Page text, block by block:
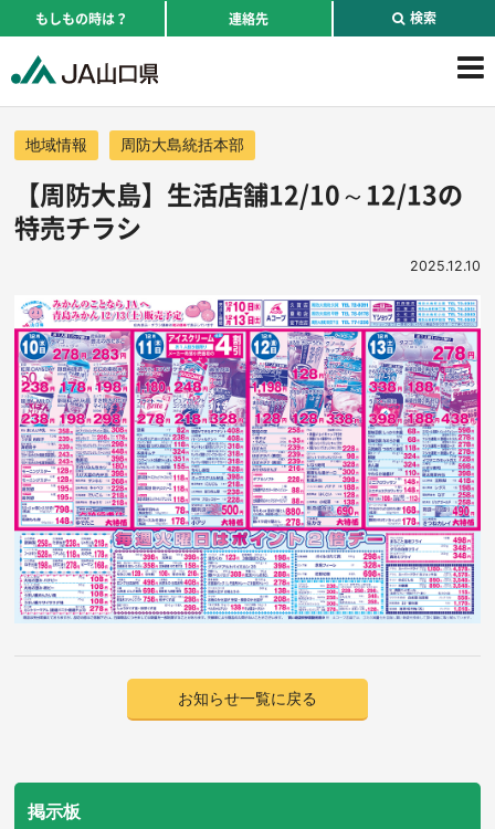
もしもの時は？ 連絡先 検索
地域情報 周防大島統括本部
【周防大島】生活店舗12/10～12/13の
特売チラシ
2025.12.10
お知らせ一覧に戻る
掲示板